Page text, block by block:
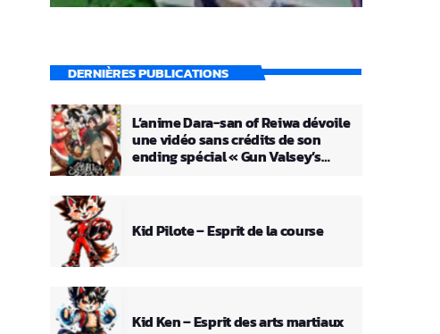
DERNIÈRES PUBLICATIONS
L’anime Dara-san of Reiwa dévoile
une vidéo sans crédits de son
ending spécial « Gun Valsey’s
Kid Pilote – Esprit de la course
Kid Ken – Esprit des arts martiaux